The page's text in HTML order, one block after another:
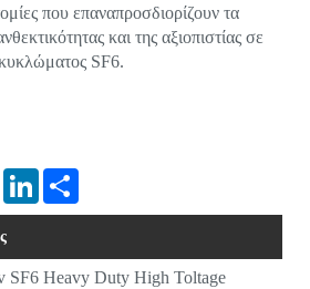
που επαναπροσδιορίζουν τα
και της αξιοπιστίας σε
κυκλώματος SF6.
PinterestLinkedIn
SF6 Heavy Duty High Toltage